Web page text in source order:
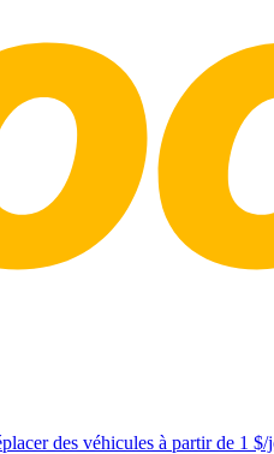
des véhicules à partir de 1 $/